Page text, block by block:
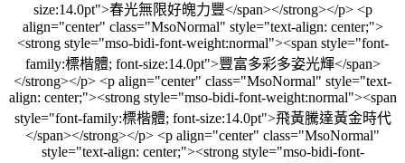
size:14.0pt">春光無限好魄力豐</span></strong></p> <p
align="center" class="MsoNormal" style="text-align: center;">
<strong style="mso-bidi-font-weight:normal"><span style="font-
family:標楷體; font-size:14.0pt">豐富多彩多姿光輝</span>
</strong></p> <p align="center" class="MsoNormal" style="text-
align: center;"><strong style="mso-bidi-font-weight:normal"><span
style="font-family:標楷體; font-size:14.0pt">飛黃騰達黃金時代
</span></strong></p> <p align="center" class="MsoNormal"
style="text-align: center;"><strong style="mso-bidi-font-